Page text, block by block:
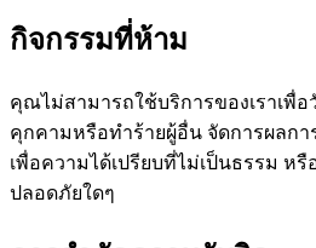
กิจกรรมที่ห้าม
คุณไม่สามารถใช้บริการของเราเพื่
คุกคามหรือทำร้ายผู้อื่น จัดการผลก
เพื่อความได้เปรียบที่ไม่เป็นธรรม ห
ปลอดภัยใดๆ